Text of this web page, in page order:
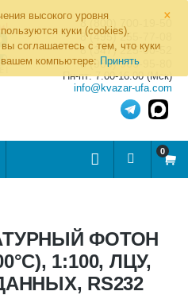
×
высокого уровня
куки (cookies).
соглашаетесь с тем, что куки
вашем компьютере: Принять
8 (800) 700-19-50
8 (495) 255-77-08
8 (347) 225-00-52
8 (986) 963-95-80
Пн-пт: 7.00-16.00 (Мск)
info@kvazar-ufa.com
0
ФОТОН
1:100, ЛЦУ,
RS232